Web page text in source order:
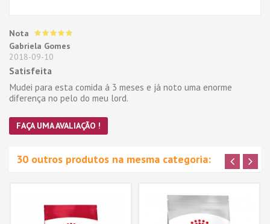
Nota
Gabriela Gomes
2018-09-10
Satisfeita
Mudei para esta comida á 3 meses e já noto uma enorme
diferença no pelo do meu lord.
FAÇA UMA AVALIAÇÃO !
30 outros produtos na mesma categoria: